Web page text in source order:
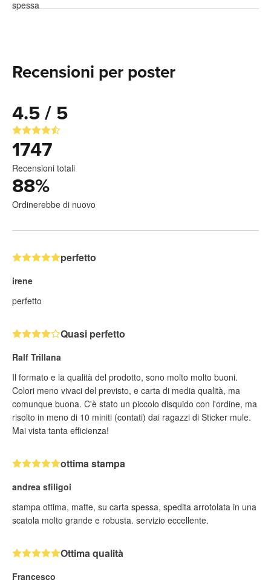
Recensioni per poster
4.5 / 5
1747
Recensioni totali
88%
Ordinerebbe di nuovo
perfetto
irene
perfetto
Quasi perfetto
Ralf Trillana
Il formato e la qualità del prodotto, sono molto molto buoni.
Colori meno vivaci del previsto, e carta di media qualità, ma
comunque buona. C'è stato un piccolo disquido con l'ordine, ma
risolto in meno di 10 miniti (contati) dai ragazzi di Sticker mule.
Mai vista tanta efficienza!
ottima stampa
andrea sfiligoi
stampa ottima, matte, su carta spessa, spedita arrotolata in una
scatola molto grande e robusta. servizio eccellente.
Ottima qualità
Francesco